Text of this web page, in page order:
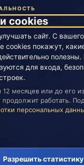
космос
Политика
связь
Настройки
© 2026 Живая
cookies
сайт. С
cookies покажут,
для входа,
12 месяцев или до его
продолжит работать.
персональных
Разрешить статистику